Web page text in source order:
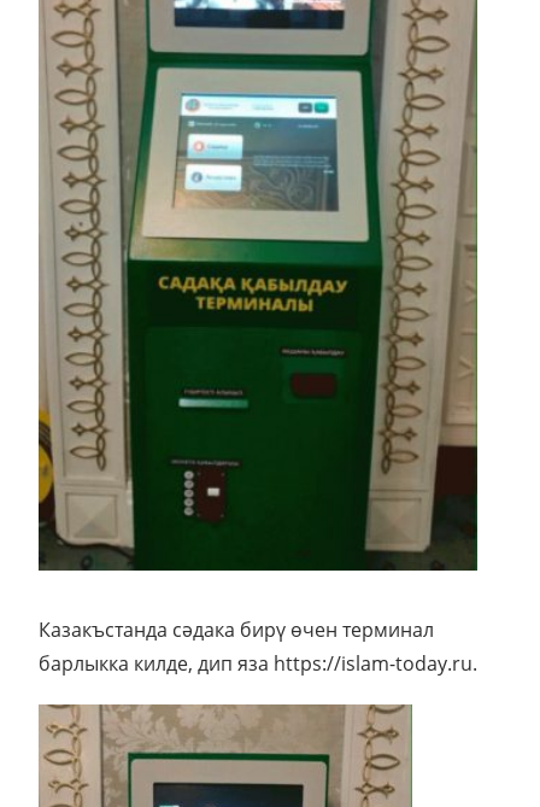
Казакъстанда сәдака бирү өчен терминал
барлыкка килде, дип яза https://islam-today.ru.